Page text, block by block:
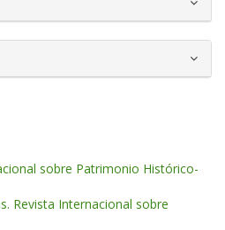
sobre Patrimonio Histórico-
Revista Internacional sobre